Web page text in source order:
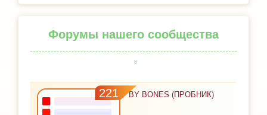
Форумы нашего сообщества
221 BY BONES (ПРОБНИК)